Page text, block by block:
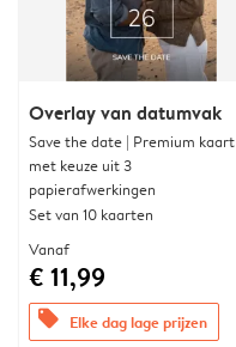
Overlay van datumvak
Save the date | Premium kaart
met keuze uit 3
papierafwerkingen
Set van 10 kaarten
Vanaf
€ 11,99
offers Elke dag lage prijzen